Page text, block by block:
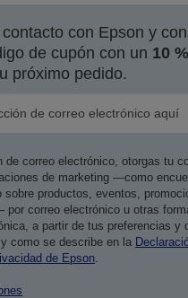
con Epson y
de cupón con un 10
próximo pedido.
de correo electrónico, otorgas tu
de marketing —como
sobre productos, eventos,
correo electrónico u otras
a partir de tus preferencias y
como se describe en la
de Epson